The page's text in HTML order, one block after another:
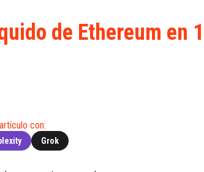
XRP
(XRP)
Guía
de Ethereum en
con:
Grok